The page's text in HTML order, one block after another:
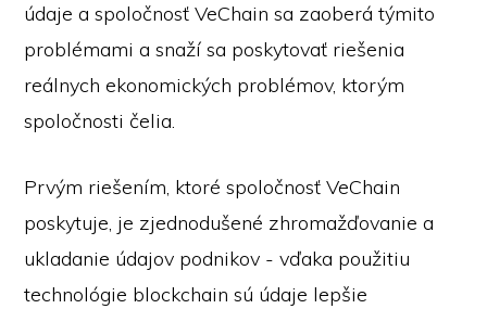
údaje a spoločnosť VeChain sa zaoberá týmito
problémami a snaží sa poskytovať riešenia
reálnych ekonomických problémov, ktorým
spoločnosti čelia.
Prvým riešením, ktoré spoločnosť VeChain
poskytuje, je zjednodušené zhromažďovanie a
ukladanie údajov podnikov - vďaka použitiu
technológie blockchain sú údaje lepšie